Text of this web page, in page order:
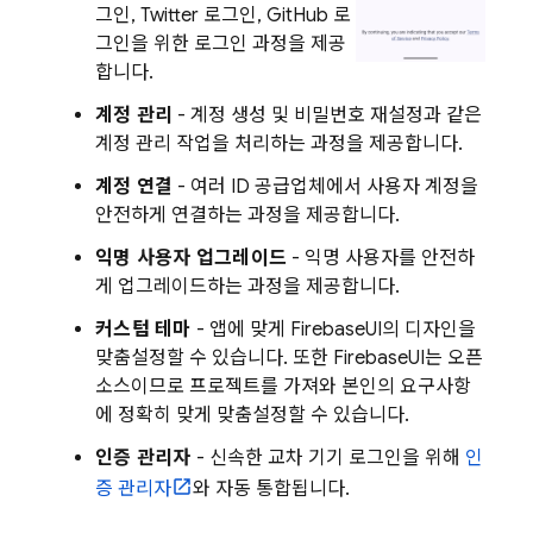
그인, Twitter 로그인, GitHub 로
그인을 위한 로그인 과정을 제공
합니다.
계정 관리 - 계정 생성 및 비밀번호 재설정과 같은
계정 관리 작업을 처리하는 과정을 제공합니다.
계정 연결 - 여러 ID 공급업체에서 사용자 계정을
안전하게 연결하는 과정을 제공합니다.
익명 사용자 업그레이드 - 익명 사용자를 안전하
게 업그레이드하는 과정을 제공합니다.
커스텀 테마 - 앱에 맞게 FirebaseUI의 디자인을
맞춤설정할 수 있습니다. 또한 FirebaseUI는 오픈
소스이므로 프로젝트를 가져와 본인의 요구사항
에 정확히 맞게 맞춤설정할 수 있습니다.
인증 관리자 - 신속한 교차 기기 로그인을 위해 인
증 관리자
와 자동 통합됩니다.